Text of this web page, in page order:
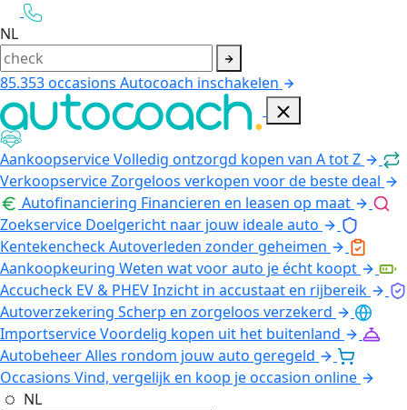
NL
85.353occasions Autocoach inschakelen
AankoopserviceVolledig ontzorgd kopen van A tot Z
VerkoopserviceZorgeloos verkopen voor de beste deal
Autofinanciering Financieren en leasen op maat
Zoekservice Doelgericht naar jouw ideale auto
KentekencheckAutoverleden zonder geheimen
Aankoopkeuring Weten wat voor auto je écht koopt
Accucheck EV & PHEVInzicht in accustaat en rijbereik
Autoverzekering Scherp en zorgeloos verzekerd
ImportserviceVoordelig kopen uit het buitenland
AutobeheerAlles rondom jouw auto geregeld
Occasions Vind, vergelijk en koop je occasion online
NL